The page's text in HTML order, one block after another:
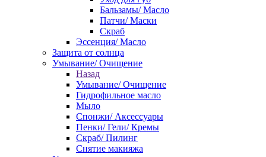
Бальзамы/ Масло
Патчи/ Маски
Скраб
Эссенция/ Масло
Защита от солнца
Умывание/ Очищение
Назад
Умывание/ Очищение
Гидрофильное масло
Мыло
Спонжи/ Аксессуары
Пенки/ Гели/ Кремы
Скраб/ Пилинг
Снятие макияжа